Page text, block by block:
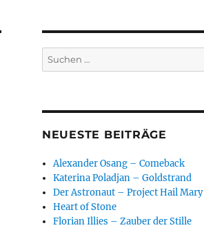
Suchen
nach:
NEUESTE BEITRÄGE
Alexander Osang – Comeback
Katerina Poladjan – Goldstrand
Der Astronaut – Project Hail Mary
Heart of Stone
Florian Illies – Zauber der Stille